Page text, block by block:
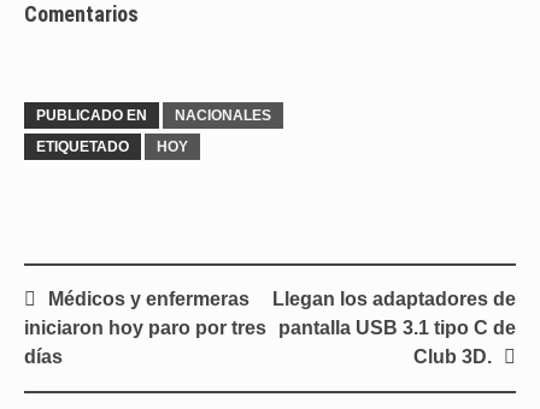
Comentarios
PUBLICADO EN
NACIONALES
ETIQUETADO
HOY
Navegación
de
entradas
Médicos y enfermeras
iniciaron hoy paro por tres
días
Llegan los adaptadores de
pantalla USB 3.1 tipo C de
Club 3D.